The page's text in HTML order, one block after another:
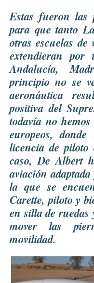
Estas fueron las
para que tanto
otras escuelas
extendieran por
Andalucía,
principio no se
aeronáutica
positiva del
todavía no
europeos,
licencia de
caso, De Albert
aviación
la que se
Carette, piloto y
en silla de
mover las
movilidad.